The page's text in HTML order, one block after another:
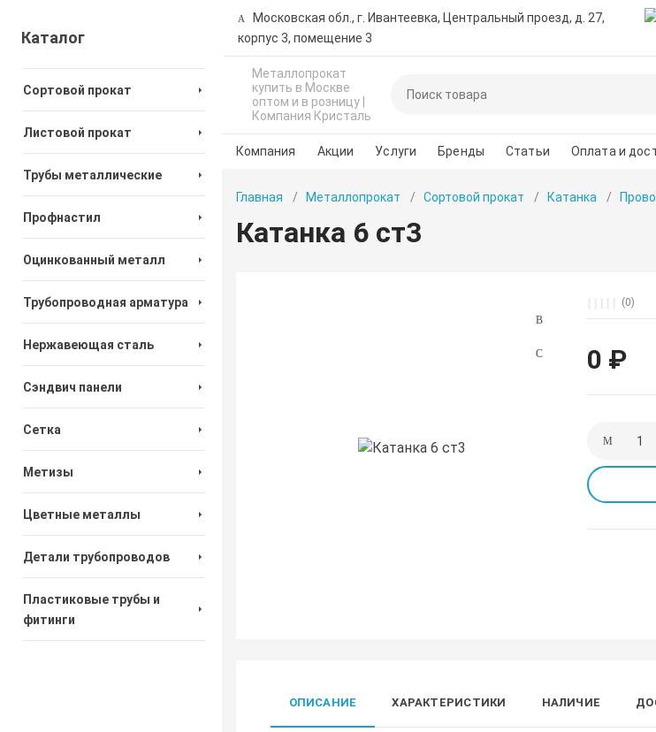
Московская обл., г. Ивантеевка, Центральный проезд, д. 27,
корпус 3, помещение 3
Металлопрокат
купить в Москве
оптом и в розницу |
Компания Кристаль
Компания Акции Услуги Бренды Статьи Оплата и
Каталог
Сортовой прокат
Листовой прокат
Трубы металлические
Профнастил
Оцинкованный металл
Трубопроводная арматура
Нержавеющая сталь
Сэндвич панели
Сетка
Метизы
Цветные металлы
Детали трубопроводов
Пластиковые трубы и
фитинги
Главная Металлопрокат Сортовой прокат Катанка
Катанка 6 ст3
(0)
0 ₽
ОПИСАНИЕ ХАРАКТЕРИСТИКИ НАЛИЧИЕ